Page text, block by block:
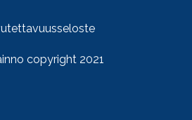
copyright 2021